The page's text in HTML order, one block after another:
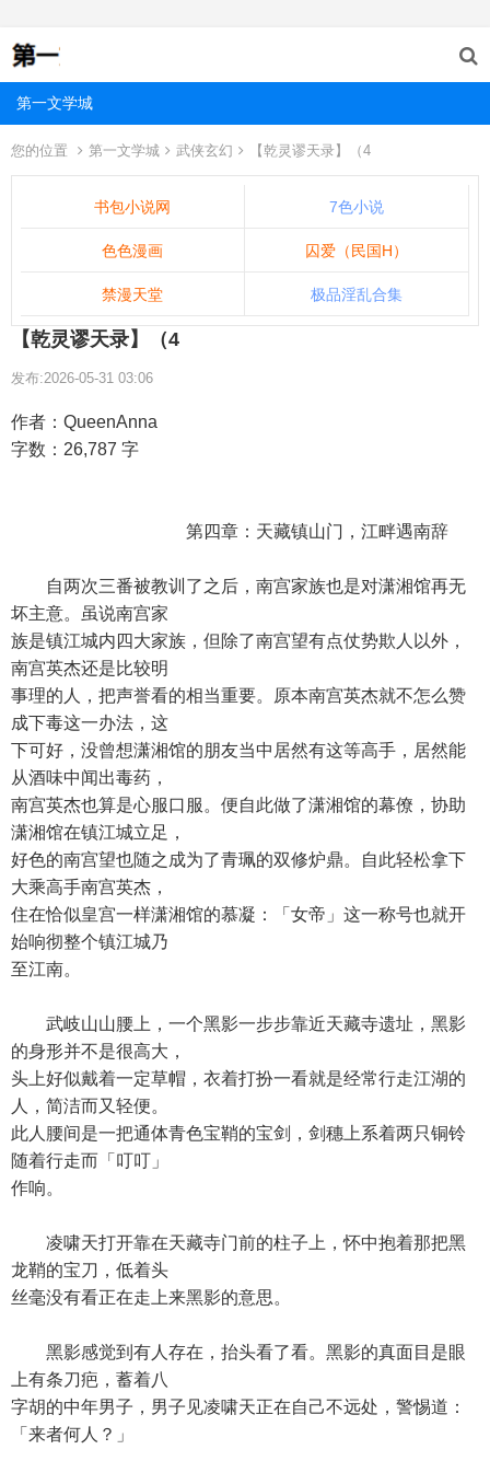
第一文学城
您的位置 第一文学城 武侠玄幻 【乾灵谬天录】（4
书包小说网 7色小说
色色漫画 囚爱（民国H）
禁漫天堂 极品淫乱合集
【乾灵谬天录】（4
发布:2026-05-31 03:06
作者：QueenAnna
字数：26,787 字
第四章：天藏镇山门，江畔遇南辞
自两次三番被教训了之后，南宫家族也是对潇湘馆再无
坏主意。虽说南宫家
族是镇江城内四大家族，但除了南宫望有点仗势欺人以外，
南宫英杰还是比较明
事理的人，把声誉看的相当重要。原本南宫英杰就不怎么赞
成下毒这一办法，这
下可好，没曾想潇湘馆的朋友当中居然有这等高手，居然能
从酒味中闻出毒药，
南宫英杰也算是心服口服。便自此做了潇湘馆的幕僚，协助
潇湘馆在镇江城立足，
好色的南宫望也随之成为了青珮的双修炉鼎。自此轻松拿下
大乘高手南宫英杰，
住在恰似皇宫一样潇湘馆的慕凝：「女帝」这一称号也就开
始响彻整个镇江城乃
至江南。
武岐山山腰上，一个黑影一步步靠近天藏寺遗址，黑影
的身形并不是很高大，
头上好似戴着一定草帽，衣着打扮一看就是经常行走江湖的
人，简洁而又轻便。
此人腰间是一把通体青色宝鞘的宝剑，剑穗上系着两只铜铃
随着行走而「叮叮」
作响。
凌啸天打开靠在天藏寺门前的柱子上，怀中抱着那把黑
龙鞘的宝刀，低着头
丝毫没有看正在走上来黑影的意思。
黑影感觉到有人存在，抬头看了看。黑影的真面目是眼
上有条刀疤，蓄着八
字胡的中年男子，男子见凌啸天正在自己不远处，警惕道：
「来者何人？」